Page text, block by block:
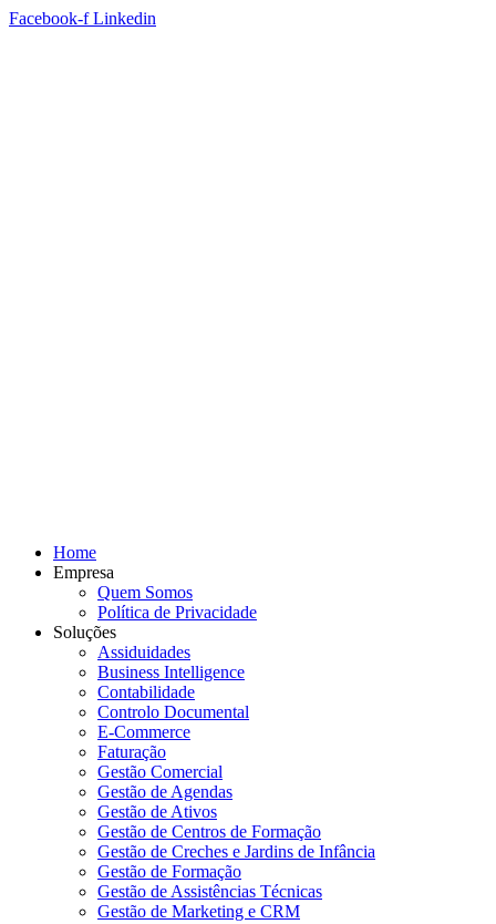
Facebook-f Linkedin
Home
Empresa
Quem Somos
Política de Privacidade
Soluções
Assiduidades
Business Intelligence
Contabilidade
Controlo Documental
E-Commerce
Faturação
Gestão Comercial
Gestão de Agendas
Gestão de Ativos
Gestão de Centros de Formação
Gestão de Creches e Jardins de Infância
Gestão de Formação
Gestão de Assistências Técnicas
Gestão de Marketing e CRM